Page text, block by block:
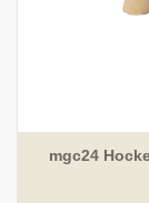
mgc24